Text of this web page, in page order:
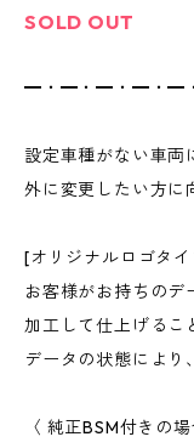
SOLD OUT
━・━・━・━・━
設定車種がない車両
外に変更したい方に
[オリジナルロゴタ
お客様がお持ちのデ
加工して仕上げるこ
データの状態により
〈 純正BSM付きの場